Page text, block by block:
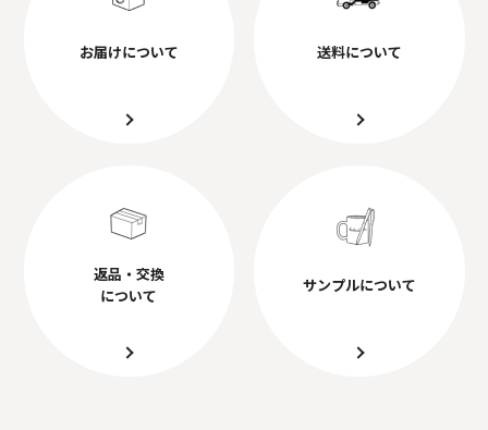
お届けについて 送料について
返品・交換
について
サンプルについて